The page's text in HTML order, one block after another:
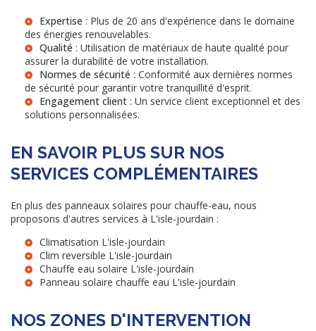
Expertise : Plus de 20 ans d'expérience dans le domaine
des énergies renouvelables.
Qualité : Utilisation de matériaux de haute qualité pour
assurer la durabilité de votre installation.
Normes de sécurité : Conformité aux dernières normes
de sécurité pour garantir votre tranquillité d'esprit.
Engagement client : Un service client exceptionnel et des
solutions personnalisées.
EN SAVOIR PLUS SUR NOS
SERVICES COMPLÉMENTAIRES
En plus des panneaux solaires pour chauffe-eau, nous
proposons d'autres services à L'isle-jourdain :
Climatisation L'isle-jourdain
Clim reversible L'isle-jourdain
Chauffe eau solaire L'isle-jourdain
Panneau solaire chauffe eau L'isle-jourdain
NOS ZONES D'INTERVENTION